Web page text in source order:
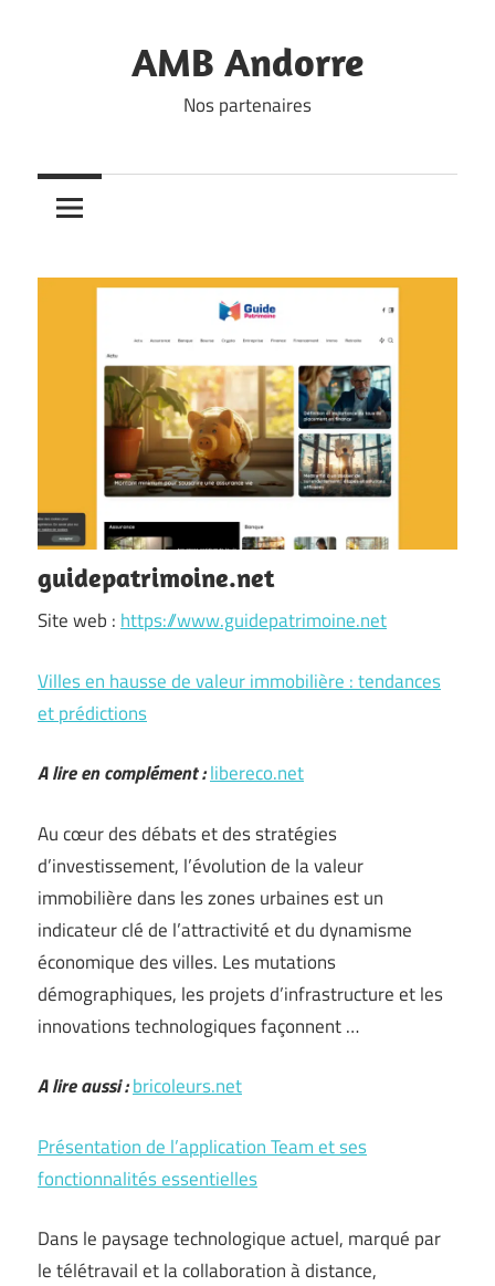
AMB Andorre
Nos partenaires
guidepatrimoine.net
Site web : https://www.guidepatrimoine.net
Villes en hausse de valeur immobilière : tendances
et prédictions
A lire en complément :libereco.net
Au cœur des débats et des stratégies
d’investissement, l’évolution de la valeur
immobilière dans les zones urbaines est un
indicateur clé de l’attractivité et du dynamisme
économique des villes. Les mutations
démographiques, les projets d’infrastructure et les
innovations technologiques façonnent …
A lire aussi :bricoleurs.net
Présentation de l’application Team et ses
fonctionnalités essentielles
Dans le paysage technologique actuel, marqué par
le télétravail et la collaboration à distance,